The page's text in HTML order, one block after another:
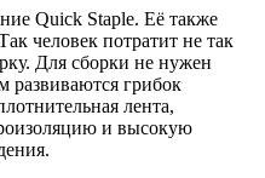
Quick Staple. Её также
человек потратит не так
Для сборки не нужен
развиваются грибок
лента,
и высокую